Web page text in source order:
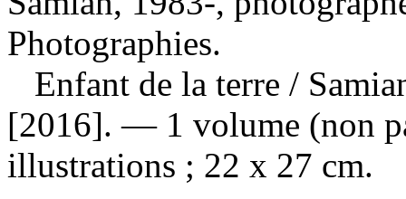
Photographies.
Enfant de la terre /
[2016]. — 1 volume (non
illustrations ; 22 x 27 cm.